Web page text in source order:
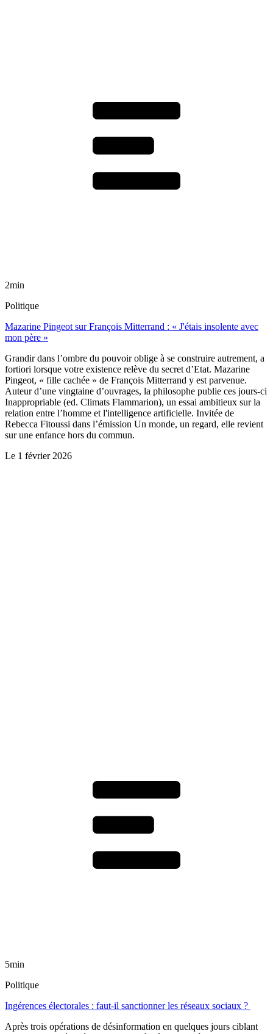
2min
Politique
Mazarine Pingeot sur François Mitterrand : « J'étais insolente avec
mon père »
Grandir dans l’ombre du pouvoir oblige à se construire autrement, a
fortiori lorsque votre existence relève du secret d’Etat. Mazarine
Pingeot, « fille cachée » de François Mitterrand y est parvenue.
Auteur d’une vingtaine d’ouvrages, la philosophe publie ces jours-ci
Inappropriable (ed. Climats Flammarion), un essai ambitieux sur la
relation entre l’homme et l'intelligence artificielle. Invitée de
Rebecca Fitoussi dans l’émission Un monde, un regard, elle revient
sur une enfance hors du commun.
Le 1 février 2026
5min
Politique
Ingérences électorales : faut-il sanctionner les réseaux sociaux ?
Après trois opérations de désinformation en quelques jours ciblant